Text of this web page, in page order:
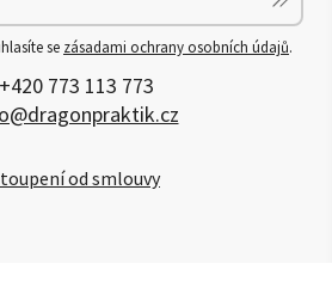
se zásadami ochrany osobních údajů.
+420 773 113 773
od smlouvy